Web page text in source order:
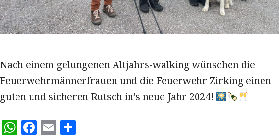
Nach einem gelungenen Altjahrs-walking wünschen die
Feuerwehrmännerfrauen und die Feuerwehr Zirking einen
guten und sicheren Rutsch in’s neue Jahr 2024!
W F
E